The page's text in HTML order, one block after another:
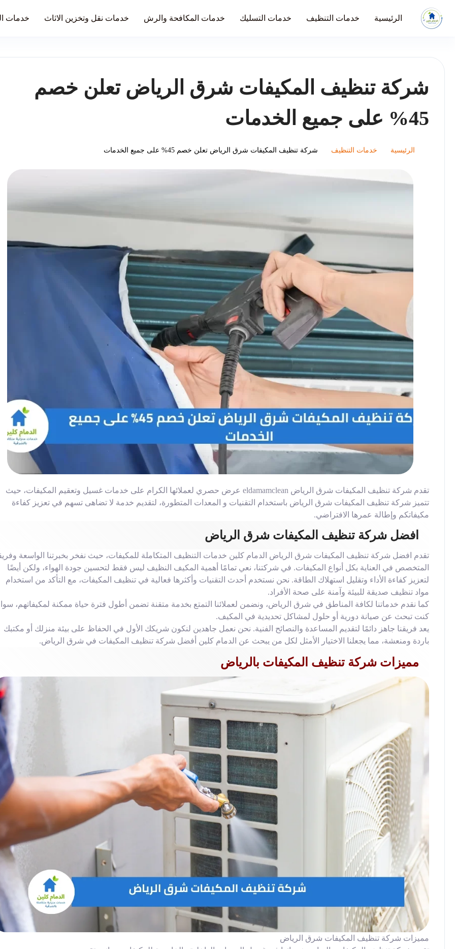
الرئيسية خدمات التنظيف خدمات التسليك خدمات المكافحة والرش خدمات نقل وتخزين الاثاث خدمات
شركة تنظيف المكيفات شرق الرياض تعلن خصم
45% على جميع الخدمات
الرئيسية خدمات التنظيف شركة تنظيف المكيفات شرق الرياض تعلن خصم 45% على جميع الخدمات
تقدم شركة تنظيف المكيفات شرق الرياض eldamamclean عرض حصري لعملائها الكرام على خدمات غسيل وتعقيم المكيفات، حيث
تتميز شركة تنظيف المكيفات شرق الرياض باستخدام التقنيات و المعدات المتطورة، لتقديم خدمة لا تضاهى تسهم في تعزيز كفاءة
مكيفاتكم وإطالة عمرها الافتراضي.
افضل شركة تنظيف المكيفات شرق الرياض
تقدم افضل شركة تنظيف المكيفات شرق الرياض الدمام كلين خدمات التنظيف المتكاملة للمكيفات، حيث نفخر بخبرتنا الواسعة
المتخصص في العناية بكل أنواع المكيفات. في شركتنا، نعي تمامًا أهمية المكيف النظيف ليس فقط لتحسين جودة الهواء، ولكن أيضًا
لتعزيز كفاءة الأداء وتقليل استهلاك الطاقة. نحن نستخدم أحدث التقنيات وأكثرها فعالية في تنظيف المكيفات، مع التأكد من استخدام
مواد تنظيف صديقة للبيئة وآمنة على صحة الأفراد.
كما نقدم خدماتنا لكافة المناطق في شرق الرياض، ونضمن لعملائنا التمتع بخدمة متقنة تضمن أطول فترة حياة ممكنة لمكيفاتهم،
كنت تبحث عن صيانة دورية أو حلول لمشاكل تحديدية في المكيف.
يعد فريقنا جاهز دائمًا لتقديم المساعدة والنصائح الفنية. نحن نعمل جاهدين لنكون شريكك الأول في الحفاظ على بيئة منزلك أو مكتبك
باردة ومنعشة، مما يجعلنا الاختيار الأمثل لكل من يبحث عن الدمام كلين أفضل شركة تنظيف المكيفات في شرق الرياض.
مميزات شركة تنظيف المكيفات بالرياض
مميزات شركة تنظيف المكيفات شرق الرياض